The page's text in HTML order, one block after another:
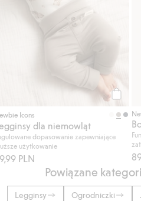
Kup
Icons
dla niemowląt
dopasowanie zapewniające
użytkowanie
PLN
Powiązane
Legginsy Ogrodniczki